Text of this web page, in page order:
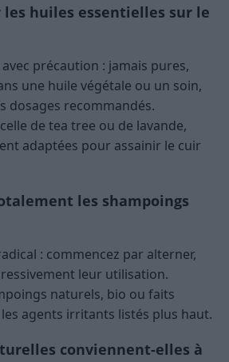
huiles essentielles sur le
précaution : jamais pures,
une huile végétale ou un soin,
dosages recommandés.
de tea tree ou de lavande,
adaptées pour assainir le cuir
les shampoings
: commencez par alterner,
leur utilisation.
naturels, bio ou faits
agents irritants listés plus haut.
conviennent-elles à